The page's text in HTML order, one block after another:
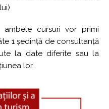
cursuri vor primi
1 ședință de consultanță
la date diferite sau la
lor.